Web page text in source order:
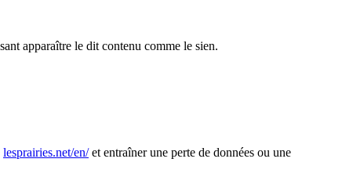
apparaître le dit contenu comme le sien.
lesprairies.net/en/et entraîner une perte de données ou une